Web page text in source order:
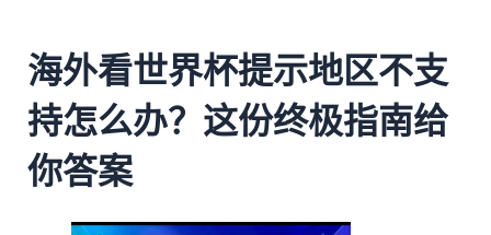
海外看世界杯提示地区不支
持怎么办？这份终极指南给
你答案